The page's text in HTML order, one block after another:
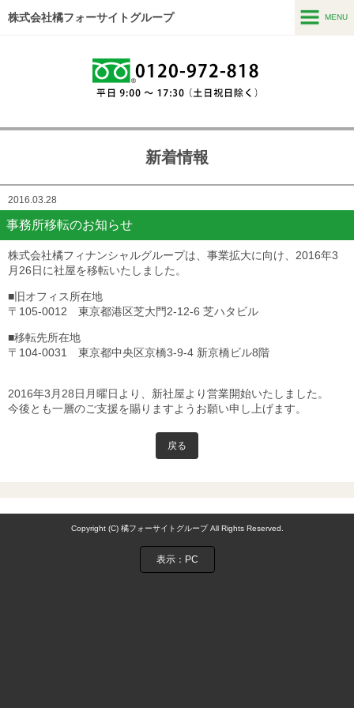
株式会社橘フォーサイトグループ MENU
会社情報
新着情報
2016.03.28
事務所移転のお知らせ
株式会社橘フィナンシャルグループは、事業拡大に向け、2016年3
月26日に社屋を移転いたしました。
■旧オフィス所在地
〒105-0012 東京都港区芝大門2-12-6 芝ハタビル
■移転先所在地
〒104-0031 東京都中央区京橋3-9-4 新京橋ビル8階
2016年3月28日月曜日より、新社屋より営業開始いたしました。
今後とも一層のご支援を賜りますようお願い申し上げます。
戻る
Copyright (C) 橘フォーサイトグループ All Rights Reserved.
表示：PC